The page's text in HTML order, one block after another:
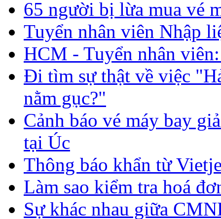
65 người bị lừa mua vé
Tuyển nhân viên Nhập
HCM - Tuyển nhân
Đi tìm sự thật về việc
nằm gục?"
Cảnh báo vé máy bay
tại Úc
Thông báo khẩn từ
Làm sao kiểm tra hoá
Sự khác nhau giữa